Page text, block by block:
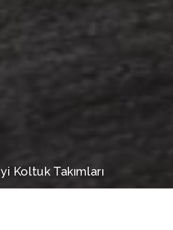
Koltuk Takımları